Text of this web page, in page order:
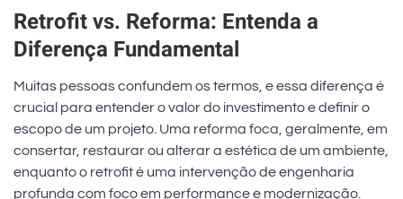
Retrofit vs. Reforma: Entenda a
Diferença Fundamental
Muitas pessoas confundem os termos, e essa diferença é
crucial para entender o valor do investimento e definir o
escopo de um projeto. Uma reforma foca, geralmente, em
consertar, restaurar ou alterar a estética de um ambiente,
enquanto o retrofit é uma intervenção de engenharia
profunda com foco em performance e modernização.